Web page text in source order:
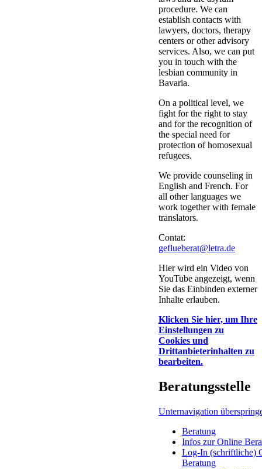
procedure. We can
establish contacts with
lawyers, doctors, therapy
centers or other advisory
services. Also, we can put
you in touch with the
lesbian community in
Bavaria.
On a political level, we
fight for the right to stay
and for the recognition of
the special need for
protection of homosexual
refugees.
We provide counseling in
English and French. For
all other languages we
work together with female
translators.
Contat:
geflueberat@letra.de
Hier wird ein Video von
YouTube angezeigt, wenn
Sie das Einbinden externer
Inhalte erlauben.
Klicken Sie hier, um Ihre
Einstellungen zu
Cookies und
Drittanbieterinhalten zu
bearbeiten.
Beratungsstelle
Unternavigation
Beratung
Infos zur Online
Log-In (schriftliche)
Beratung